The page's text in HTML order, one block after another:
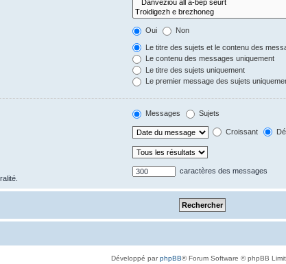
Oui Non
Le titre des sujets et le contenu des
Le contenu des messages uniquement
Le titre des sujets uniquement
Le premier message des sujets
Messages Sujets
Croissant
caractères des messages
Développé parphpBB® Forum Software © phpBB